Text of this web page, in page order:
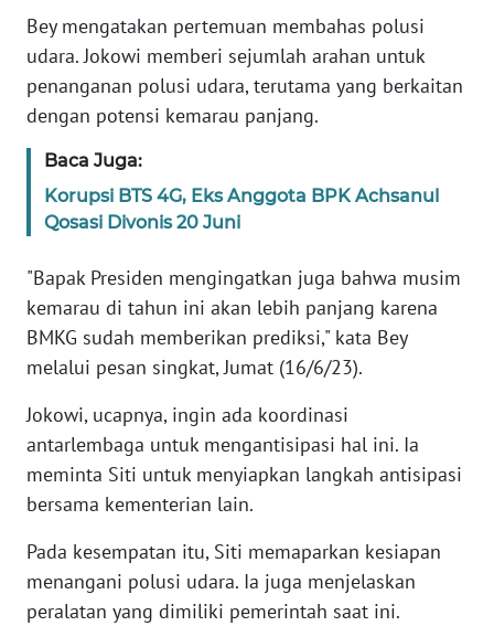
Bey mengatakan pertemuan membahas polusi
udara. Jokowi memberi sejumlah arahan untuk
penanganan polusi udara, terutama yang berkaitan
dengan potensi kemarau panjang.
Baca Juga:
Korupsi BTS 4G, Eks Anggota BPK Achsanul
Qosasi Divonis 20 Juni
"Bapak Presiden mengingatkan juga bahwa musim
kemarau di tahun ini akan lebih panjang karena
BMKG sudah memberikan prediksi," kata Bey
melalui pesan singkat, Jumat (16/6/23).
Jokowi, ucapnya, ingin ada koordinasi
antarlembaga untuk mengantisipasi hal ini. Ia
meminta Siti untuk menyiapkan langkah antisipasi
bersama kementerian lain.
Pada kesempatan itu, Siti memaparkan kesiapan
menangani polusi udara. Ia juga menjelaskan
peralatan yang dimiliki pemerintah saat ini.
KONTAK
INFO
IKLAN
TENTANG
KAMI
PEDOMAN
MEDIA
SIBER
KARIR
DISCLAIMER
News
Regional